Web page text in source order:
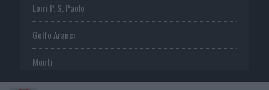
Loiri P. S. Paolo
Golfo Aranci
Monti